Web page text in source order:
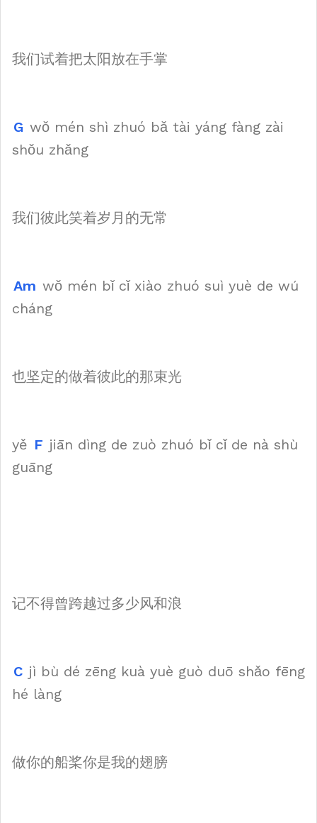
我们试着把太阳放在手掌
G wǒ mén shì zhuó bǎ tài yáng fàng zài
shǒu zhǎng
我们彼此笑着岁月的无常
Am wǒ mén bǐ cǐ xiào zhuó suì yuè de wú
cháng
也坚定的做着彼此的那束光
yě F jiān dìng de zuò zhuó bǐ cǐ de nà shù
guāng
记不得曾跨越过多少风和浪
C jì bù dé zēng kuà yuè guò duō shǎo fēng
hé làng
做你的船桨你是我的翅膀